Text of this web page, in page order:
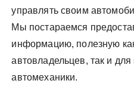
управлять своим
Мы постараемся
информацию, полезную
автовладельцев, так и
автомеханики.